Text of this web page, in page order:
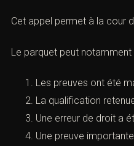
de relaxe.
Cet appel permet à la cour
Le parquet peut
Les preuves ont été